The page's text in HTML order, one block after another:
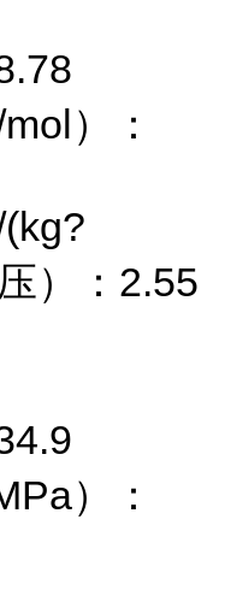
）：
）：2.55
234.9
）：